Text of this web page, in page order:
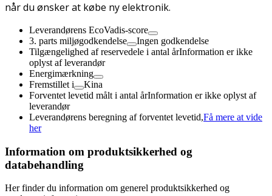
når du ønsker at købe ny elektronik.
Leverandørens EcoVadis-score
3. parts miljøgodkendelse
Ingen godkendelse
Tilgængelighed af reservedele i antal årInformation er ikke
oplyst af leverandør
Energimærkning
Fremstillet i
Kina
Forventet levetid målt i antal årInformation er ikke oplyst af
leverandør
Leverandørens beregning af forventet levetid,Få mere at vide
her
Information om produktsikkerhed og
databehandling
Her finder du information om generel produktsikkerhed og